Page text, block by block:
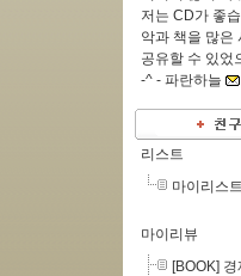
저는 CD가 좋
악과 책을 많은
공유할 수 있었
-^ - 파란하늘
리스트
마이리스트
마이리뷰
[BOOK] 경